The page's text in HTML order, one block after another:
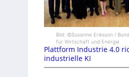
Bild: ©Susanne Eriksson /
für Wirtschaft und Energie
Plattform Industrie 4.0
industrielle KI